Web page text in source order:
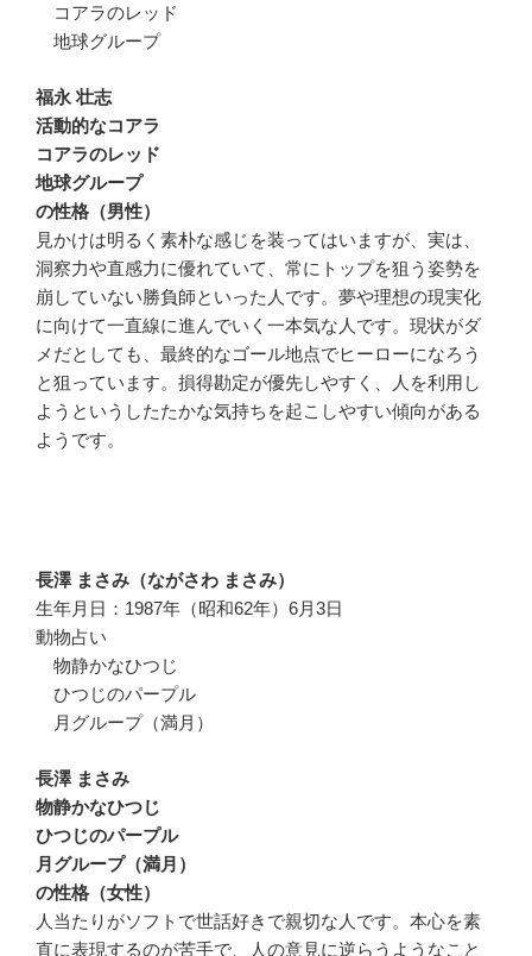
コアラのレッド
地球グループ
福永 壮志
活動的なコアラ
コアラのレッド
地球グループ
の性格（男性）
見かけは明るく素朴な感じを装ってはいますが、実は、
洞察力や直感力に優れていて、常にトップを狙う姿勢を
崩していない勝負師といった人です。夢や理想の現実化
に向けて一直線に進んでいく一本気な人です。現状がダ
メだとしても、最終的なゴール地点でヒーローになろう
と狙っています。損得勘定が優先しやすく、人を利用し
ようというしたたかな気持ちを起こしやすい傾向がある
ようです。
長澤 まさみ（ながさわ まさみ）
生年月日：1987年（昭和62年）6月3日
動物占い
物静かなひつじ
ひつじのパープル
月グループ（満月）
長澤 まさみ
物静かなひつじ
ひつじのパープル
月グループ（満月）
の性格（女性）
人当たりがソフトで世話好きで親切な人です。本心を素
直に表現するのが苦手で、人の意見に逆らうようなこと